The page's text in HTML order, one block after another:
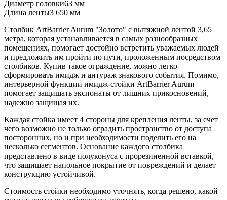
Диаметр головки63 мм
Длина ленты3 650 мм
Столбик ArtBarrier Aurum "Золото" с вытяжной лентой 3,65
метра, которая устанавливается в самых разнообразных
помещениях, помогает достойно встретить уважаемых людей
и предложить им пройти по пути, проложенным посредством
столбиков. Купив такое ограждение, можно легко
сформировать имидж и антураж знакового события. Помимо,
интерьерной функции имидж-стойки ArtBarrier Aurum
помогает защищать экспонаты от лишних прикосновений,
надежно защищая их.
Каждая стойка имеет 4 стороны для крепления ленты, за счет
чего возможно не только оградить пространство от доступа
посторонних, но и при необходимости поделить его на
несколько сегментов. Основание каждого столбика
представлено в виде полуконуса с прорезиненной вставкой,
что защищает напольное покрытие от повреждений и делает
конструкцию устойчивой.
Стоимость стойки необходимо уточнять, когда решено, какой